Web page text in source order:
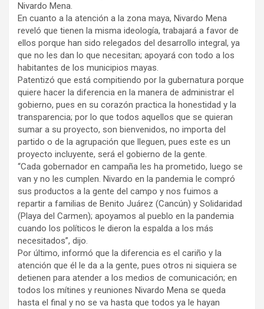
Nivardo Mena.
En cuanto a la atención a la zona maya, Nivardo Mena
reveló que tienen la misma ideología, trabajará a favor de
ellos porque han sido relegados del desarrollo integral, ya
que no les dan lo que necesitan; apoyará con todo a los
habitantes de los municipios mayas.
Patentizó que está compitiendo por la gubernatura porque
quiere hacer la diferencia en la manera de administrar el
gobierno, pues en su corazón practica la honestidad y la
transparencia; por lo que todos aquellos que se quieran
sumar a su proyecto, son bienvenidos, no importa del
partido o de la agrupación que lleguen, pues este es un
proyecto incluyente, será el gobierno de la gente.
“Cada gobernador en campaña les ha prometido, luego se
van y no les cumplen. Nivardo en la pandemia le compró
sus productos a la gente del campo y nos fuimos a
repartir a familias de Benito Juárez (Cancún) y Solidaridad
(Playa del Carmen); apoyamos al pueblo en la pandemia
cuando los políticos le dieron la espalda a los más
necesitados”, dijo.
Por último, informó que la diferencia es el cariño y la
atención que él le da a la gente, pues otros ni siquiera se
detienen para atender a los medios de comunicación; en
todos los mítines y reuniones Nivardo Mena se queda
hasta el final y no se va hasta que todos ya le hayan